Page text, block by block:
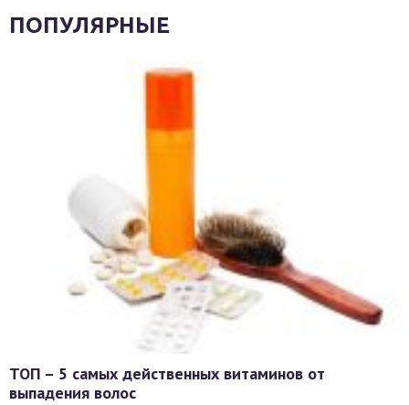
ПОПУЛЯРНЫЕ
ТОП – 5 самых действенных витаминов от
выпадения волос